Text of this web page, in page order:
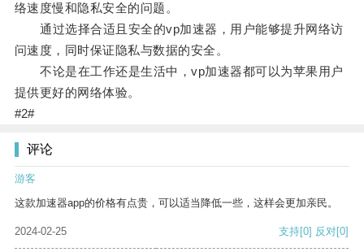
络速度慢和隐私安全的问题。
通过选择合适且安全的vp加速器，用户能够提升网络访
问速度，同时保证隐私与数据的安全。
不论是在工作还是生活中，vp加速器都可以为苹果用户
提供更好的网络体验。
#2#
评论
游客
这款加速器app的价格有点贵，可以适当降低一些，这样会更加亲民。
2024-02-25 支持[0] 反对[0]